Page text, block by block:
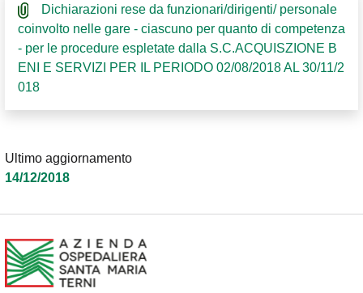
Dichiarazioni rese da funzionari/dirigenti/ personale
coinvolto nelle gare - ciascuno per quanto di competenza
- per le procedure espletate dalla S.C.ACQUISZIONE B
ENI E SERVIZI PER IL PERIODO 02/08/2018 AL 30/11/2
018
Ultimo aggiornamento
14/12/2018